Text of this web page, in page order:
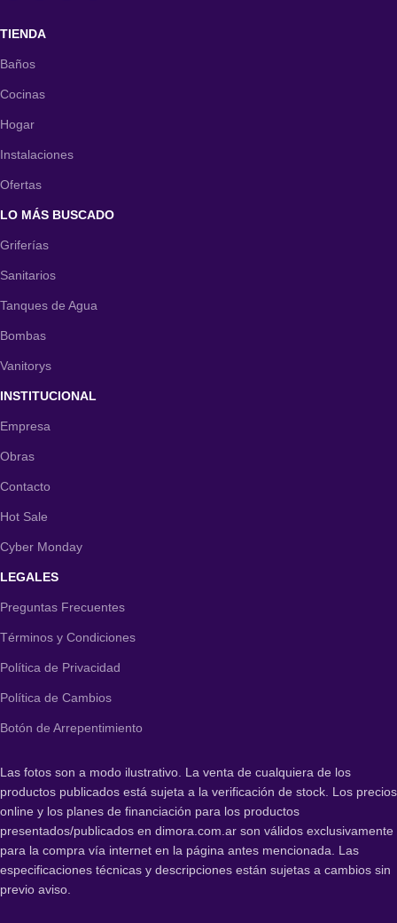
TIENDA
Baños
Cocinas
Hogar
Instalaciones
Ofertas
LO MÁS BUSCADO
Griferías
Sanitarios
Tanques de Agua
Bombas
Vanitorys
INSTITUCIONAL
Empresa
Obras
Contacto
Hot Sale
Cyber Monday
LEGALES
Preguntas Frecuentes
Términos y Condiciones
Política de Privacidad
Política de Cambios
Botón de Arrepentimiento
Las fotos son a modo ilustrativo. La venta de cualquiera de los
productos publicados está sujeta a la verificación de stock. Los precios
online y los planes de financiación para los productos
presentados/publicados en dimora.com.ar son válidos exclusivamente
para la compra vía internet en la página antes mencionada. Las
especificaciones técnicas y descripciones están sujetas a cambios sin
previo aviso.